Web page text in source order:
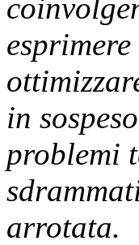
in
problemi
arrotata.